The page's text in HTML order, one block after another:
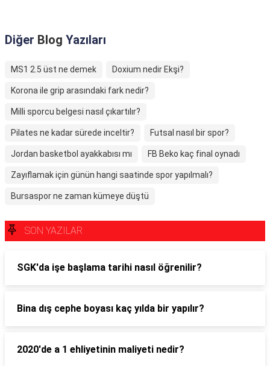
Diğer Blog Yazıları
MS1 2.5 üst ne demek Doxium nedir Ekşi?
Korona ile grip arasındaki fark nedir?
Milli sporcu belgesi nasıl çıkartılır?
Pilates ne kadar sürede inceltir? Futsal nasıl bir spor?
Jordan basketbol ayakkabısı mı FB Beko kaç final oynadı
Zayıflamak için günün hangi saatinde spor yapılmalı?
Bursaspor ne zaman kümeye düştü
SON YAZILAR
SGK'da işe başlama tarihi nasıl öğrenilir?
Bina dış cephe boyası kaç yılda bir yapılır?
2020'de a 1 ehliyetinin maliyeti nedir?